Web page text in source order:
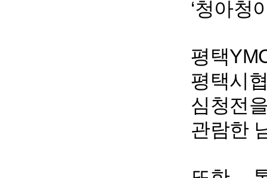
‘청아청
평택
평택시
심청전
관람한